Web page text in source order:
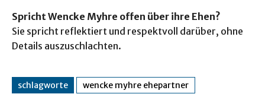
Spricht Wencke Myhre offen über ihre Ehen?
Sie spricht reflektiert und respektvoll darüber, ohne
Details auszuschlachten.
schlagworte wencke myhre ehepartner